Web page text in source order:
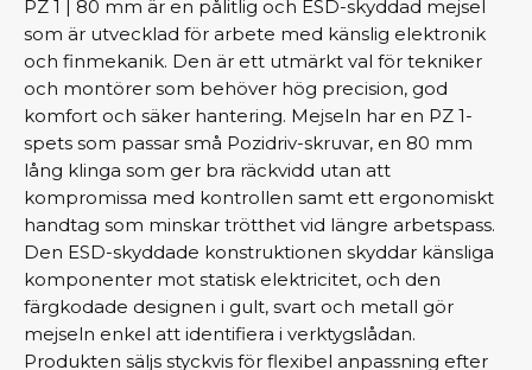
PZ 1 | 80 mm är en pålitlig och ESD-skyddad mejsel
som är utvecklad för arbete med känslig elektronik
och finmekanik. Den är ett utmärkt val för tekniker
och montörer som behöver hög precision, god
komfort och säker hantering. Mejseln har en PZ 1-
spets som passar små Pozidriv-skruvar, en 80 mm
lång klinga som ger bra räckvidd utan att
kompromissa med kontrollen samt ett ergonomiskt
handtag som minskar trötthet vid längre arbetspass.
Den ESD-skyddade konstruktionen skyddar känsliga
komponenter mot statisk elektricitet, och den
färgkodade designen i gult, svart och metall gör
mejseln enkel att identifiera i verktygslådan.
Produkten säljs styckvis för flexibel anpassning efter